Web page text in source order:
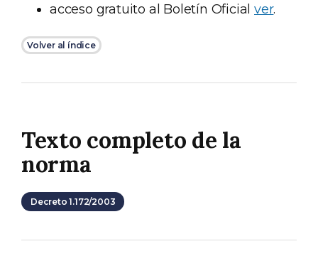
acceso gratuito al Boletín Oficial ver.
Volver al índice
Texto completo de la
norma
Decreto 1.172/2003